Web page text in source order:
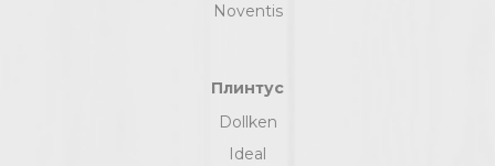
Noventis
Плинтус
Dollken
Ideal